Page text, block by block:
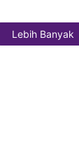
Lebih Banyak